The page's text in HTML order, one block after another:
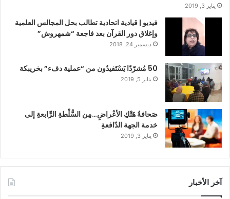
يناير 3, 2019
فيديو | قيادية اتحادية تطالب بحل المجالس العلمية
وإغلاق دور القرآن بعد فاجعة “شمهروش”
ديسمبر 24, 2018
50 مُشرّدًا يَسْتَفيدُون من “عملية دفء” بخريبكة
يناير 5, 2019
صَحافةُ هَتْكِ الأعْراضِ…مِن السُّلْطةِ الرِّابعةِ إلى
خدمة الجهة الدّافعةِ
يناير 3, 2019
آخر الأخبار